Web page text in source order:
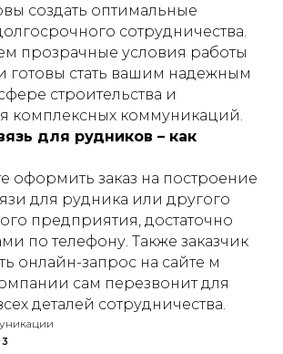
создать оптимальные
сотрудничества.
прозрачные условия работы
готовы стать вашим надежным
строительства и
комплексных коммуникаций.
для рудников – как
оформить заказ на построение
для рудника или другого
предприятия, достаточно
по телефону. Также заказчик
онлайн-запрос на сайте м
сам перезвонит для
деталей сотрудничества.